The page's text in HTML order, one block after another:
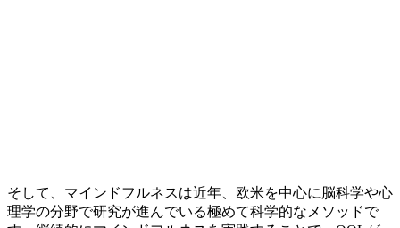
そして、マインドフルネスは近年、欧米を中心に脳科学や心
理学の分野で研究が進んでいる極めて科学的なメソッドで